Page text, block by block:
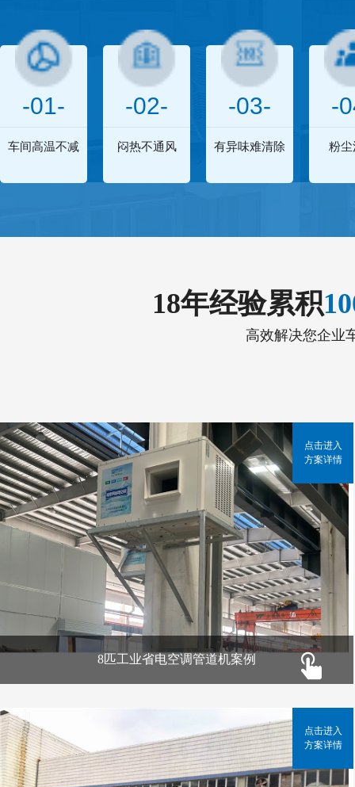
-01-
车间高温不减
-02-
闷热不通风
-03-
有异味难清除
-
粉尘
18年经验累积
高效解决您企业
8匹工业省电空调管道机案例
点击进入
方案详情
点击进入
方案详情